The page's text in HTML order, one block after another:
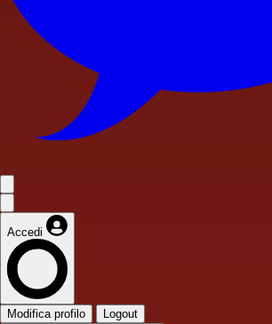
Accedi
Modifica profilo Logout